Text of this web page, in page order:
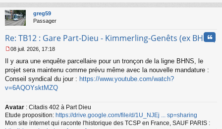
g
e
n
n
u
au
greg59
Passager
Re: TB12 : Gare Part-Dieu - Kimmerling-Genêts (ex BHNS)
e
s
s
g
n
o
n
08 juil. 2026, 17:18
Il y aura une enquête parcellaire pour un tronçon de la ligne BHNS, le
projet sera maintenu comme prévu même avec la nouvelle mandature :
Conseil syndical du jour : https://www.youtube.com/watch?
v=6AQOYsktMZQ
Avatar : Citadis 402 à Part Dieu
Etude proposition: https://drive.google.com/file/d/1U_NJEj ... sp=sharing
Mon site internet qui raconte l'historique des TCSP en France, SAUF PARIS :